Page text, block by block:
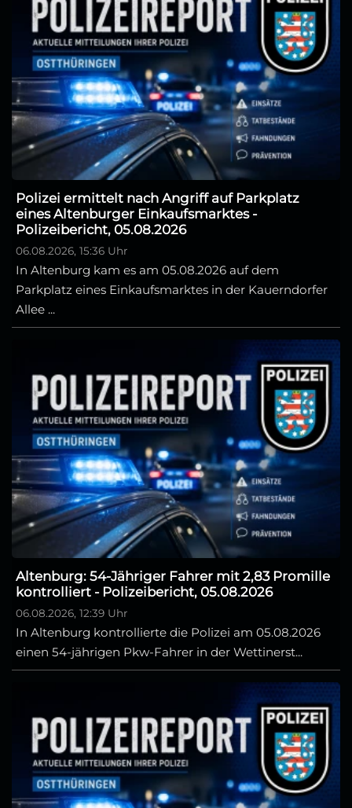
Polizei ermittelt nach Angriff auf Parkplatz
eines Altenburger Einkaufsmarktes -
Polizeibericht, 05.08.2026
06.08.2026, 15:36 Uhr
In Altenburg kam es am 05.08.2026 auf dem
Parkplatz eines Einkaufsmarktes in der Kauerndorfer
Allee ...
Altenburg: 54-Jähriger Fahrer mit 2,83 Promille
kontrolliert - Polizeibericht, 05.08.2026
06.08.2026, 12:39 Uhr
In Altenburg kontrollierte die Polizei am 05.08.2026
einen 54-jährigen Pkw-Fahrer in der Wettinerst...